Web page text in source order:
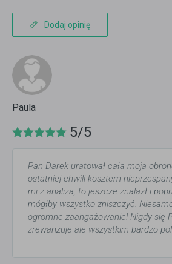
Dodaj opinię
Paula
5/5
Pan Darek uratował cała moja
ostatniej chwili kosztem
mi z analiza, to jeszcze znalazł i
mógłby wszystko zniszczyć.
ogromne zaangażowanie! Nigdy się
zrewanżuje ale wszystkim bardzo